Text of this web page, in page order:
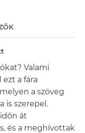
Valami
a fára
a szöveg
is szerepel.
át
és a meghívottak